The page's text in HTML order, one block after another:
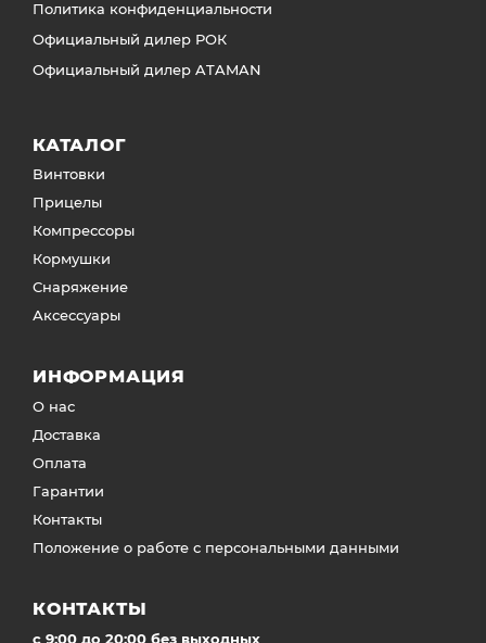
Политика конфиденциальности
Официальный дилер РОК
Официальный дилер ATAMAN
КАТАЛОГ
Винтовки
Прицелы
Компрессоры
Кормушки
Снаряжение
Аксессуары
ИНФОРМАЦИЯ
О нас
Доставка
Оплата
Гарантии
Контакты
Положение о работе с персональными данными
КОНТАКТЫ
c 9:00 до 20:00 без выходных